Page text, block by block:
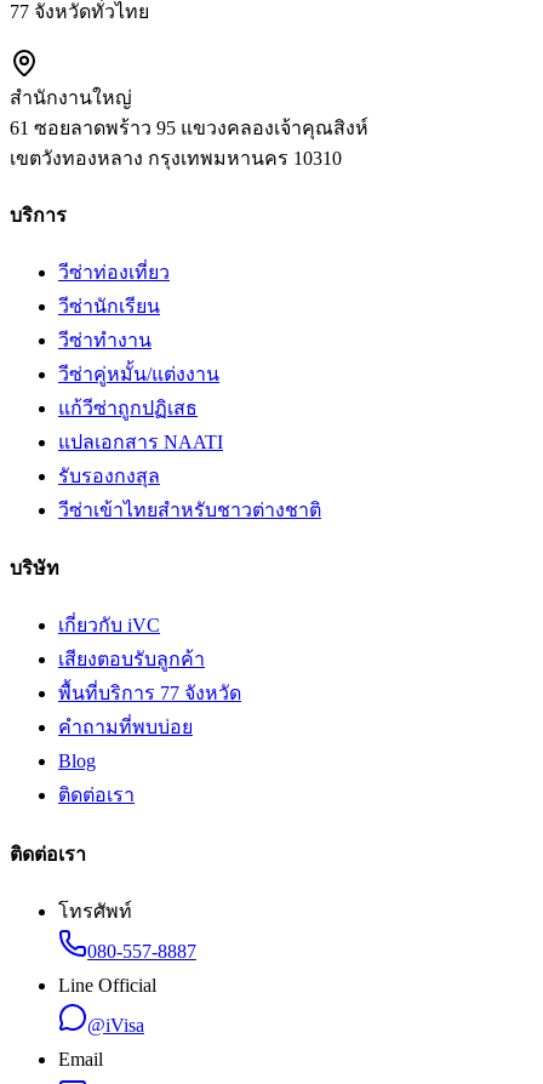
77 จังหวัดทั่วไทย
สำนักงานใหญ่
61 ซอยลาดพร้าว 95 แขวงคลองเจ้าคุณสิงห์
เขตวังทองหลาง กรุงเทพมหานคร 10310
บริการ
วีซ่าท่องเที่ยว
วีซ่านักเรียน
วีซ่าทำงาน
วีซ่าคู่หมั้น/แต่งงาน
แก้วีซ่าถูกปฏิเสธ
แปลเอกสาร NAATI
รับรองกงสุล
วีซ่าเข้าไทยสำหรับชาวต่างชาติ
บริษัท
เกี่ยวกับ iVC
เสียงตอบรับลูกค้า
พื้นที่บริการ 77 จังหวัด
คำถามที่พบบ่อย
Blog
ติดต่อเรา
ติดต่อเรา
โทรศัพท์
080-557-8887
Line Official
@iVisa
Email